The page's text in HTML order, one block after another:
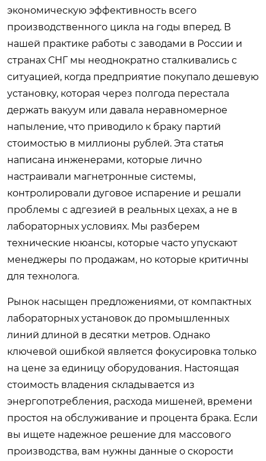
экономическую эффективность всего
производственного цикла на годы вперед. В
нашей практике работы с заводами в России и
странах СНГ мы неоднократно сталкивались с
ситуацией, когда предприятие покупало дешевую
установку, которая через полгода перестала
держать вакуум или давала неравномерное
напыление, что приводило к браку партий
стоимостью в миллионы рублей. Эта статья
написана инженерами, которые лично
настраивали магнетронные системы,
контролировали дуговое испарение и решали
проблемы с адгезией в реальных цехах, а не в
лабораторных условиях. Мы разберем
технические нюансы, которые часто упускают
менеджеры по продажам, но которые критичны
для технолога.
Рынок насыщен предложениями, от компактных
лабораторных установок до промышленных
линий длиной в десятки метров. Однако
ключевой ошибкой является фокусировка только
на цене за единицу оборудования. Настоящая
стоимость владения складывается из
энергопотребления, расхода мишеней, времени
простоя на обслуживание и процента брака. Если
вы ищете надежное решение для массового
производства, вам нужны данные о скорости